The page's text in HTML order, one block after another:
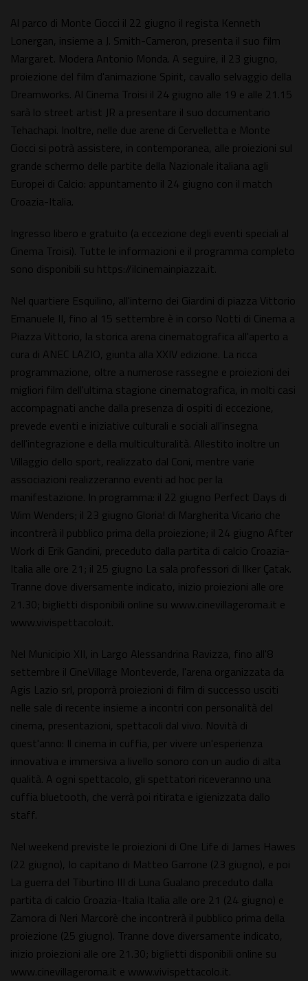
Al parco di Monte Ciocci il 22 giugno il regista Kenneth
Lonergan, insieme a J. Smith-Cameron, presenta il suo film
Margaret. Modera Antonio Monda. A seguire, il 23 giugno,
proiezione del film d'animazione Spirit, cavallo selvaggio della
Dreamworks. Al Cinema Troisi il 24 giugno alle 19 e alle 21.15
sarà lo street artist JR a presentare il suo documentario
Tehachapi. Inoltre, nelle due arene di Cervelletta e Monte
Ciocci si potrà assistere, in contemporanea, alle proiezioni sul
grande schermo delle partite della Nazionale italiana agli
Europei di Calcio: appuntamento il 24 giugno con il match
Croazia-Italia.
Ingresso libero e gratuito (a eccezione degli eventi speciali al
Cinema Troisi). Tutte le informazioni e il programma completo
sono disponibili su https://ilcinemainpiazza.it.
Nel quartiere Esquilino, all'interno dei Giardini di piazza Vittorio
Emanuele II, fino al 15 settembre è in corso Notti di Cinema a
Piazza Vittorio, la storica arena cinematografica all'aperto a
cura di ANEC LAZIO, giunta alla XXIV edizione. La ricca
programmazione, oltre a numerose rassegne e proiezioni dei
migliori film dell'ultima stagione cinematografica, in molti casi
accompagnati anche dalla presenza di ospiti di eccezione,
prevede eventi e iniziative culturali e sociali all'insegna
dell'integrazione e della multiculturalità. Allestito inoltre un
Villaggio dello sport, realizzato dal Coni, mentre varie
associazioni realizzeranno eventi ad hoc per la
manifestazione. In programma: il 22 giugno Perfect Days di
Wim Wenders; il 23 giugno Gloria! di Margherita Vicario che
incontrerà il pubblico prima della proiezione; il 24 giugno After
Work di Erik Gandini, preceduto dalla partita di calcio Croazia-
Italia alle ore 21; il 25 giugno La sala professori di Ilker Çatak.
Tranne dove diversamente indicato, inizio proiezioni alle ore
21.30; biglietti disponibili online su www.cinevillageroma.it e
www.vivispettacolo.it.
Nel Municipio XII, in Largo Alessandrina Ravizza, fino all'8
settembre il CineVillage Monteverde, l'arena organizzata da
Agis Lazio srl, proporrà proiezioni di film di successo usciti
nelle sale di recente insieme a incontri con personalità del
cinema, presentazioni, spettacoli dal vivo. Novità di
quest'anno: Il cinema in cuffia, per vivere un'esperienza
innovativa e immersiva a livello sonoro con un audio di alta
qualità. A ogni spettacolo, gli spettatori riceveranno una
cuffia bluetooth, che verrà poi ritirata e igienizzata dallo
staff.
Nel weekend previste le proiezioni di One Life di James Hawes
(22 giugno), Io capitano di Matteo Garrone (23 giugno), e poi
La guerra del Tiburtino III di Luna Gualano preceduto dalla
partita di calcio Croazia-Italia Italia alle ore 21 (24 giugno) e
Zamora di Neri Marcorè che incontrerà il pubblico prima della
proiezione (25 giugno). Tranne dove diversamente indicato,
inizio proiezioni alle ore 21.30; biglietti disponibili online su
www.cinevillageroma.it e www.vivispettacolo.it.